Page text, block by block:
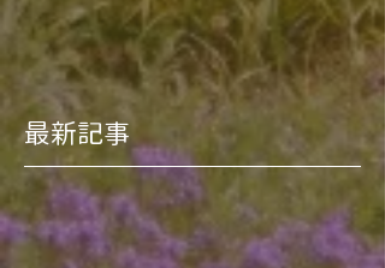
最新記事